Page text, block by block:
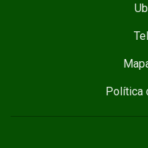
Política